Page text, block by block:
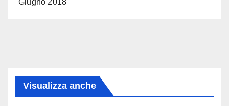
Giugno 2018
Visualizza anche